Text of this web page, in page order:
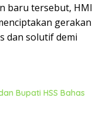
baru tersebut, HMI
gerakan
dan solutif demi
Bupati HSS Bahas